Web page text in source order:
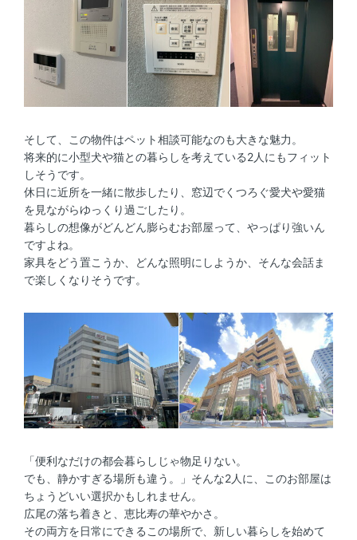
そして、この物件はペット相談可能なのも大きな魅力。
将来的に小型犬や猫との暮らしを考えている2人にもフィット
しそうです。
休日に近所を一緒に散歩したり、窓辺でくつろぐ愛犬や愛猫
を見ながらゆっくり過ごしたり。
暮らしの想像がどんどん膨らむお部屋って、やっぱり強いん
ですよね。
家具をどう置こうか、どんな照明にしようか、そんな会話ま
で楽しくなりそうです。
「便利なだけの都会暮らしじゃ物足りない。
でも、静かすぎる場所も違う。」そんな2人に、このお部屋は
ちょうどいい選択かもしれません。
広尾の落ち着きと、恵比寿の華やかさ。
その両方を日常にできるこの場所で、新しい暮らしを始めて